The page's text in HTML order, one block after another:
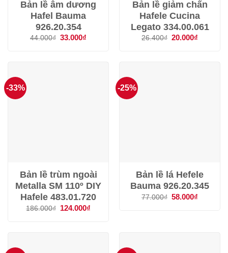
Bản lề âm dương
Hafel Bauma
926.20.354
44.000₫ Giá
33.000₫
33.000₫.
Bản lề giảm chấn
Hafele Cucina
Legato 334.00.061
26.400₫ Giá
20.000₫
20.000₫.
-33%
Bản lề trùm ngoài
Metalla SM 110º DIY
Hafele 483.01.720
186.000₫
Giá
124.000₫
124.000₫.
-25%
Bản lề lá Hefele
Bauma 926.20.345
77.000₫ Giá
58.000₫